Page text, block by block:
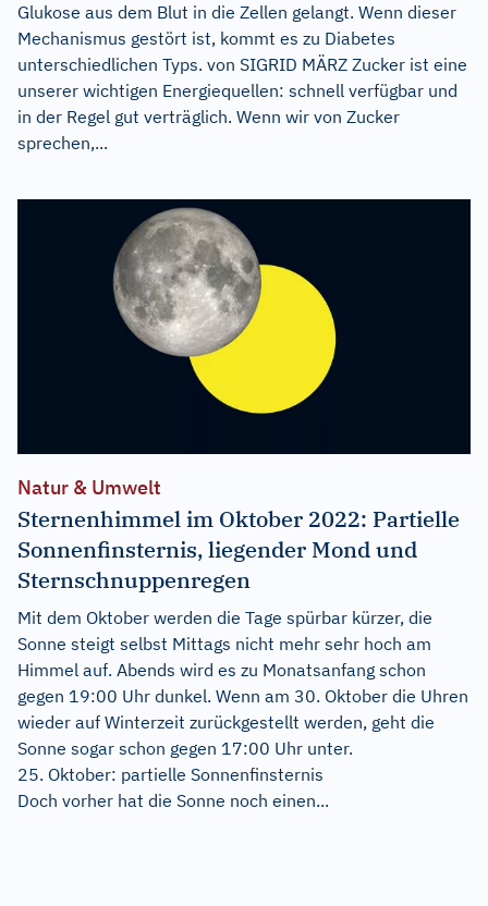
Glukose aus dem Blut in die Zellen gelangt. Wenn dieser
Mechanismus gestört ist, kommt es zu Diabetes
unterschiedlichen Typs. von SIGRID MÄRZ Zucker ist eine
unserer wichtigen Energiequellen: schnell verfügbar und
in der Regel gut verträglich. Wenn wir von Zucker
sprechen,...
Natur & Umwelt
Sternenhimmel im Oktober 2022: Partielle
Sonnenfinsternis, liegender Mond und
Sternschnuppenregen
Mit dem Oktober werden die Tage spürbar kürzer, die
Sonne steigt selbst Mittags nicht mehr sehr hoch am
Himmel auf. Abends wird es zu Monatsanfang schon
gegen 19:00 Uhr dunkel. Wenn am 30. Oktober die Uhren
wieder auf Winterzeit zurückgestellt werden, geht die
Sonne sogar schon gegen 17:00 Uhr unter.
25. Oktober: partielle Sonnenfinsternis
Doch vorher hat die Sonne noch einen...